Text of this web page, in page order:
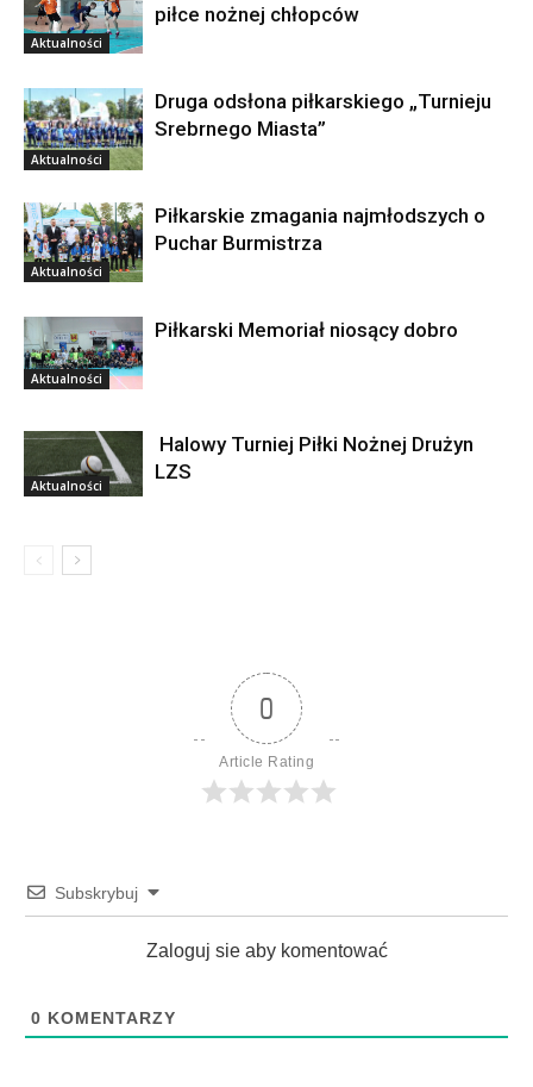
Aktualności
piłce nożnej chłopców
Aktualności
Druga odsłona piłkarskiego „Turnieju
Srebrnego Miasta”
Aktualności
Piłkarskie zmagania najmłodszych o
Puchar Burmistrza
Aktualności
Piłkarski Memoriał niosący dobro
Aktualności
Halowy Turniej Piłki Nożnej Drużyn
LZS
0
Article Rating
Subskrybuj
Zaloguj sie aby komentować
0 KOMENTARZY